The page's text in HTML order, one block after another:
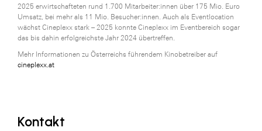
2025 erwirtschafteten rund 1.700 Mitarbeiter:innen über 175 Mio. Euro
Umsatz, bei mehr als 11 Mio. Besucher:innen. Auch als Eventlocation
wächst Cineplexx stark – 2025 konnte Cineplexx im Eventbereich sogar
das bis dahin erfolgreichste Jahr 2024 übertreffen.
Mehr Informationen zu Österreichs führendem Kinobetreiber auf
cineplexx.at
Kontakt